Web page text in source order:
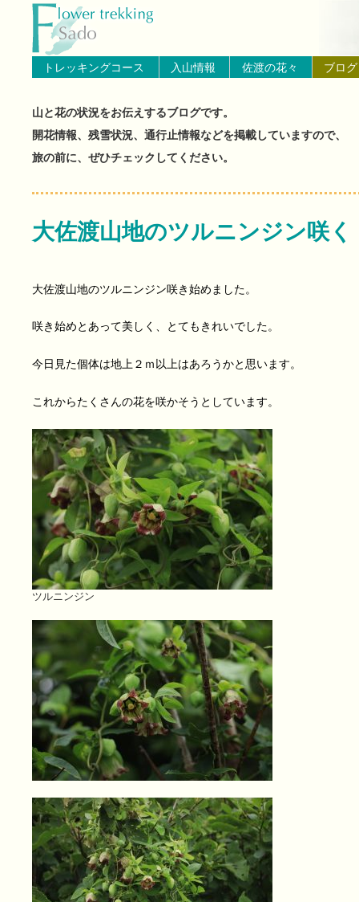
ブログ（佐渡島の山と花の状
トレッキングコース 入山情報 佐渡の花々 ブログ
山と花の状況をお伝えするブログです。
開花情報、残雪状況、通行止情報などを掲載していますので、
旅の前に、ぜひチェックしてください。
大佐渡山地のツルニンジン咲く
大佐渡山地のツルニンジン咲き始めました。
咲き始めとあって美しく、とてもきれいでした。
今日見た個体は地上２ｍ以上はあろうかと思います。
これからたくさんの花を咲かそうとしています。
ツルニンジン
トップページへ戻る